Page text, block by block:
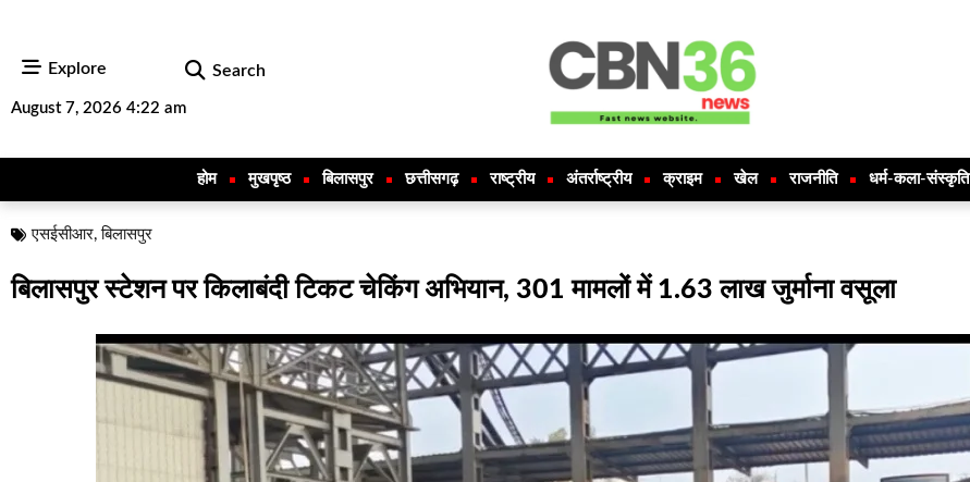
Explore Search
August 7, 2026 4:22 am
होम मुखपृष्ठ बिलासपुर छत्तीसगढ़ राष्ट्रीय अंतर्राष्ट्रीय क्राइम खेल राजनीति धर्म-कला-संस्कृति
एसईसीआर,बिलासपुर
बिलासपुर स्टेशन पर किलाबंदी टिकट चेकिंग अभियान, 301 मामलों में 1.63 लाख जुर्माना वसूला